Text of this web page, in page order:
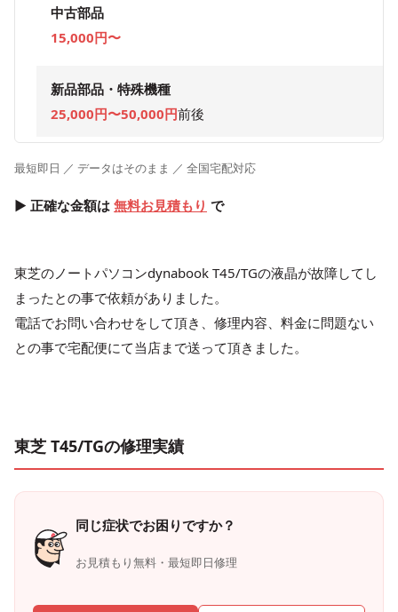
中古部品
15,000円〜
新品部品・特殊機種
25,000円〜50,000円前後
最短即日 ／ データはそのまま ／ 全国宅配対応
▶ 正確な金額は 無料お見積もり で
東芝のノートパソコンdynabook T45/TGの液晶が故障してし
まったとの事で依頼がありました。
電話でお問い合わせをして頂き、修理内容、料金に問題ない
との事で宅配便にて当店まで送って頂きました。
東芝 T45/TGの修理実績
同じ症状でお困りですか？
お見積もり無料・最短即日修理